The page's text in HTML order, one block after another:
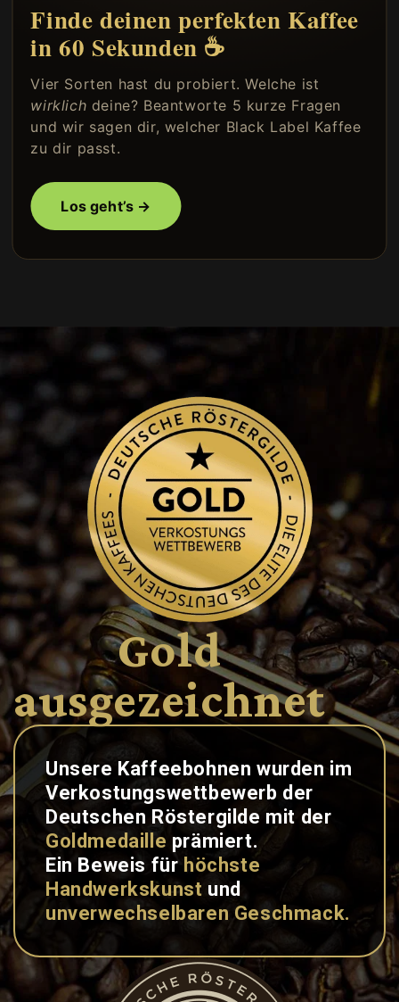
Finde deinen perfekten Kaffee
in 60 Sekunden ☕
Vier Sorten hast du probiert. Welche ist
wirklich deine? Beantworte 5 kurze Fragen
und wir sagen dir, welcher Black Label Kaffee
zu dir passt.
Los geht’s →
Gold
ausgezeichnet
Unsere Kaffeebohnen wurden im
Verkostungswettbewerb der
Deutschen Röstergilde mit der
Goldmedaille prämiert.
Ein Beweis für höchste
Handwerkskunst und
unverwechselbaren Geschmack.